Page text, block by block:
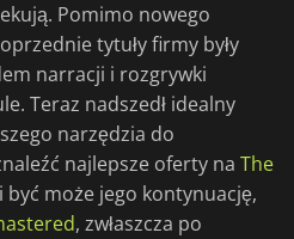
Pomimo nowego
tytuły firmy były
narracji i rozgrywki
Teraz nadszedł idealny
narzędzia do
najlepsze oferty na The
i być może jego kontynuację,
, zwłaszcza po